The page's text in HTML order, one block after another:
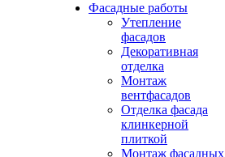
Фасадные работы
Утепление
фасадов
Декоративная
отделка
Монтаж
вентфасадов
Отделка фасада
клинкерной
плиткой
Монтаж фасадных